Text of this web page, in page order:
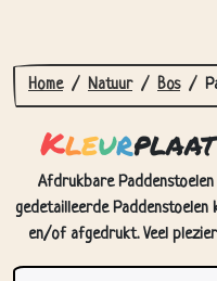
Home Natuur Bos
Kleur
Afdrukbare
gedetailleerde
en/of afgedrukt. Veel